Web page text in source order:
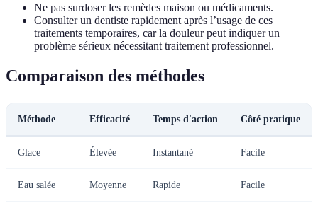
Ne pas surdoser les remèdes maison ou médicaments.
Consulter un dentiste rapidement après l’usage de ces
traitements temporaires, car la douleur peut indiquer un
problème sérieux nécessitant traitement professionnel.
Comparaison des méthodes
Méthode Efficacité Temps d'action Côté pratique
Glace Élevée Instantané Facile
Eau salée Moyenne Rapide Facile